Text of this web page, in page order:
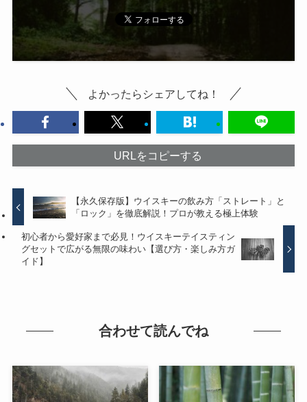
よかったらシェアしてね！
URLをコピーする
【永久保存版】ウイスキーの飲み方「ストレート」と
「ロック」を徹底解説！プロが教える極上体験
初心者から愛好家まで必見！ウイスキーテイスティン
グセットで広がる無限の味わい【選び方・楽しみ方ガ
イド】
合わせて読んでね